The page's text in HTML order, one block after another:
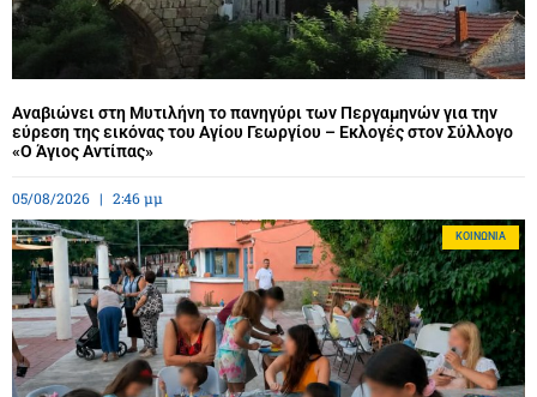
Αναβιώνει στη Μυτιλήνη το πανηγύρι των Περγαμηνών για την
εύρεση της εικόνας του Αγίου Γεωργίου – Εκλογές στον Σύλλογο
«Ο Άγιος Αντίπας»
05/08/2026 2:46 μμ
ΚΟΙΝΩΝΊΑ